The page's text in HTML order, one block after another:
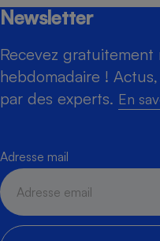
Newsletter
Recevez
hebdomadaire !
par des experts. En
Adresse mail